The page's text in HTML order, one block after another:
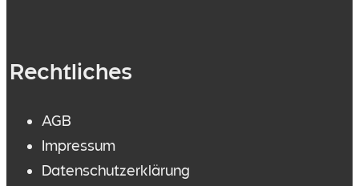
Rechtliches
AGB
Impressum
Datenschutzerklärung